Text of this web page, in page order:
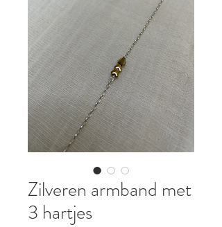
Zilveren armband met
3 hartjes